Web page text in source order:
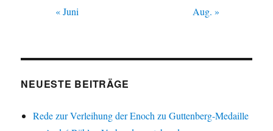
« Juni Aug. »
NEUESTE BEITRÄGE
Rede zur Verleihung der Enoch zu Guttenberg-Medaille